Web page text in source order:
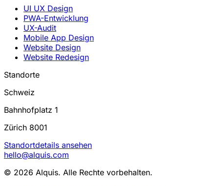
UI UX Design
PWA-Entwicklung
UX-Audit
Mobile App Design
Website Design
Website Redesign
Standorte
Schweiz
Bahnhofplatz 1
Zürich 8001
Standortdetails ansehen
hello@alquis.com
© 2026 Alquis. Alle Rechte vorbehalten.